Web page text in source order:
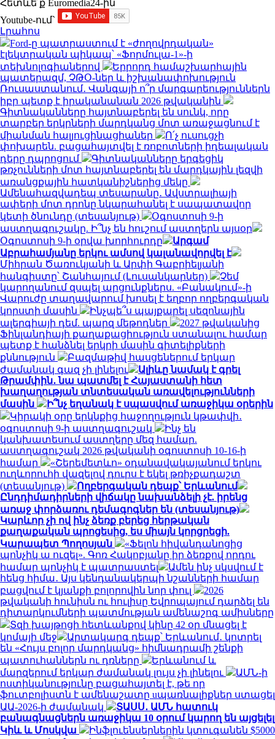
Հետևե՛ք Euromedia24-ին
Youtube-ում`
Լրահոս
Ford-ը պատրաստում է «ժողովրդական»
էլեկտրական պիկապ՝ «Ֆորմուլա-1»-ի
տեխնոլոգիաներով
Երրորդ համաշխարհային
պատերազմ, ՉԹՕ-ներ և իշխանափոխություն
Ռուսաստանում․ Վանգայի ո՞ր մարգարեություններն
իբր պետք է իրականանան 2026 թվականին
Գիտնականները հայտնաբերել են սունկ, որը
տարբեր երկրների մարդկանց մոտ առաջացնում է
միանման հալյուցինացիաներ
Ո՛չ ուսուցչի
փոխարեն. բացահայտվել է ռոբոտների իդեալական
դերը դպրոցում
Գիտնականները երգեցիկ
թռչունների մոտ հայտնաբերել են մարդկային լեզվի
առանցքային հատկանիշներից մեկը
Ամենահազվադեպ տեսարանը․ Ավստրալիայի
ափերի մոտ դրոնը նկարահանել է սապատավոր
կետի ծնունդը (տեսանյութ)
Օգոստոսի 9-ի
աստղագուշակը. Ի՞նչ են հուշում աստղերն այսօր
Օգոստոսի 9-ի օրվա խորհուրդը
Արգամ
Աբրահամյանը երկու ամսով կալանավորվել է
Միհրան Ծառուկյանի և Արփի Գաբրիելյանի
հանգիստը՝ Շանհայում (Լուսանկարներ)
Չեմ
կարողանում զսպել արցունքներս. «Բանակում»-ի
Վարուժը տաղավարում խոսել է եղբոր ողբերգական
կորստի մասին
Ինչպե՞ս պայքարել սեզոնային
ալերգիայի դեմ. պարզ մեթոդներ
2027 թվականից
Ֆինլանդիայի քաղաքացիություն ստանալու համար
պետք է հանձնել երկրի մասին գիտելիքների
քննություն
Բազմաթիվ հասցեներում երկար
ժամանակ գազ չի լինելու
Ալիևը նամակ է գրել
Թրամփին․ նա պատմել է Հայաստանի հետ
խաղաղության տնտեսական առավելությունների
մասին
Ի՞նչ եղանակ է սպասվում առաջիկա օրերին
Կիրակի օրը երկնքից հաջողություն կթափվի․
օգոստոսի 9-ի աստղագուշակ
Ինչ են
կանխատեսում աստղերը մեզ համար.
աստղագուշակ 2026 թվականի օգոստոսի 10-16-ի
համար
«Շերեմետևո» օդանավակայանում երկու
ուղևորուհի վազելով դուրս է եկել թռիչքադաշտ
(տեսանյութ)
Ողբերգական դեպք՝ Երևանում
Ընդդիմադիրների վիճակը նախանձելի չէ. իրենց
առաջ փորձառու դեմագոգներ են (տեսանյութ)
Կարևոր չի ով ինչ ձեռք բերեց հերթական
քաղաքական պրոցեսից, ես միայն կորցրեցի.
Կարապետ Պողոսյան
«Ֆելոն հիվանդանոցից
պոնչիկ ա ուզել». Գոռ Հակոբյանը իր ձեռքով որդու
համար պոնչիկ է պատրաստել
Ամեն ինչ սկսվում է
հենց հիմա․ Այս կենդանակերպի նշանների համար
բացվում է կյանքի բոլորովին նոր փուլ
2026
թվականի հունիսն ու հուլիսը Եվրոպայում դարձել են
դիտարկումների պատմության ամենաշոգ ամիսները
Տզի խայթոցի հետևանքով կինը 42 օր մնացել է
կոմայի մեջ
Արտակարգ դեպք՝ Երևանում․ կոտրել
են «Հույս բոլոր մարդկանց» հիմնադրամի շենքի
պատուհաններն ու դռները
Երևանում և
մարզերում երկար ժամանակ լույս չի լինելու
ԱՄՆ-ի
ոստիկանությունը բացահայտել է, թե որ
ֆուտբոլիստն է ամենաշատը uպառնալիքներ ստացել
ԱԱ-2026-ի ժամանակ
ՏԱՍՍ․ ԱՄՆ հատուկ
բանագնացներն առաջիկա 10 օրում կարող են այցելել
Կիև և Մոսկվա
Ինֆլուենսերներին կտուգանեն $5000